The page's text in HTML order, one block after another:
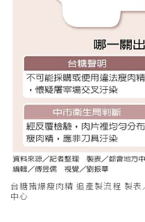
台糖豬爆瘦肉精 追產製流程 製
中心